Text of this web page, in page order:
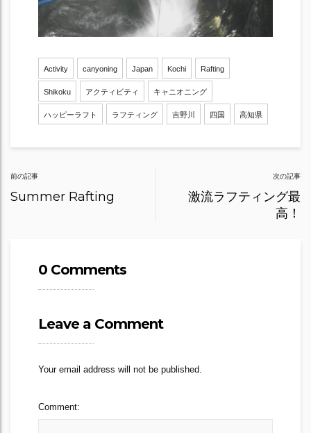
Activity canyoning Japan Kochi Rafting
Shikoku アクティビティ キャニオニング
ハッピーラフト ラフティング 吉野川 四国 高知県
Post
navigation
前の記事
Summer Rafting
次の記事
激流ラフティング最
高！
0 Comments
Leave a Comment
Your email address will not be published.
Comment: